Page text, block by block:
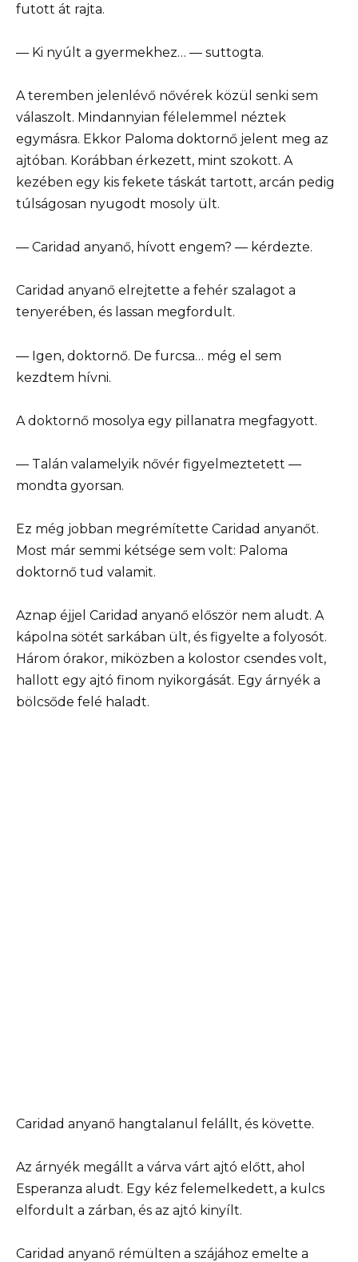
futott át rajta.
— Ki nyúlt a gyermekhez… — suttogta.
A teremben jelenlévő nővérek közül senki sem
válaszolt. Mindannyian félelemmel néztek
egymásra. Ekkor Paloma doktornő jelent meg az
ajtóban. Korábban érkezett, mint szokott. A
kezében egy kis fekete táskát tartott, arcán pedig
túlságosan nyugodt mosoly ült.
— Caridad anyanő, hívott engem? — kérdezte.
Caridad anyanő elrejtette a fehér szalagot a
tenyerében, és lassan megfordult.
— Igen, doktornő. De furcsa… még el sem
kezdtem hívni.
A doktornő mosolya egy pillanatra megfagyott.
— Talán valamelyik nővér figyelmeztetett —
mondta gyorsan.
Ez még jobban megrémítette Caridad anyanőt.
Most már semmi kétsége sem volt: Paloma
doktornő tud valamit.
Aznap éjjel Caridad anyanő először nem aludt. A
kápolna sötét sarkában ült, és figyelte a folyosót.
Három órakor, miközben a kolostor csendes volt,
hallott egy ajtó finom nyikorgását. Egy árnyék a
bölcsőde felé haladt.
Caridad anyanő hangtalanul felállt, és követte.
Az árnyék megállt a várva várt ajtó előtt, ahol
Esperanza aludt. Egy kéz felemelkedett, a kulcs
elfordult a zárban, és az ajtó kinyílt.
Caridad anyanő rémülten a szájához emelte a